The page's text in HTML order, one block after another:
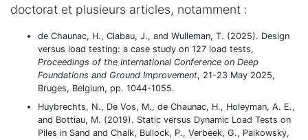
doctorat et plusieurs articles, notamment :
de Chaunac, H., Clabau, J., and Wulleman, T. (2025). Design
versus load testing: a case study on 127 load tests,
Proceedings of the International Conference on Deep
Foundations and Ground Improvement, 21-23 May 2025,
Bruges, Belgium, pp. 1044-1055.
Huybrechts, N., De Vos, M., de Chaunac, H., Holeyman, A. E.,
and Bottiau, M. (2019). Static versus Dynamic Load Tests on
Piles in Sand and Chalk, Bullock, P., Verbeek, G., Paikowsky,